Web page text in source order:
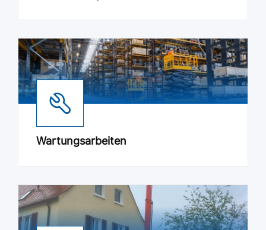
Wartungsarbeiten